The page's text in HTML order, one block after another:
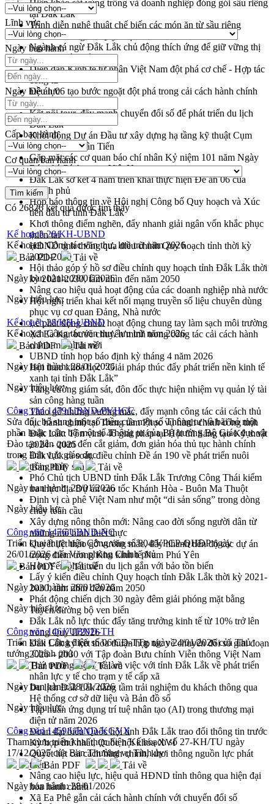
Hiệp khảo sát vùng trồng và doanh nghiệp đóng gói sầu riêng
tại Đắk Lắk
Trình diễn nghệ thuật chế biến các món ăn từ sầu riêng
Đắk Lắk công bố Quy hoạch và xúc tiến đầu tư tỉnh
Ngành cá ngừ Đắk Lắk chủ động thích ứng để giữ vững thị
trường xuất khẩu
Diễn đàn Kinh tế tư nhân Việt Nam đột phá cơ chế - Hợp tác
công tư
Đề án 06 tạo bước ngoặt đột phá trong cải cách hành chính
tỉnh Đắk Lắk
Kết nối tour, đẩy mạnh chuyển đổi số để phát triển du lịch
Đắk Lắk
Khởi động Dự án Đầu tư xây dựng hạ tầng kỹ thuật Cụm
công nghiệp Tân Tiến
Gặp mặt các cơ quan báo chí nhân Kỷ niệm 101 năm Ngày
Báo chí Cách mạng Việt Nam
Đắk Lắk sơ kết 4 năm triển khai thực hiện Đề án 06 của
Chính phủ
Họp báo thông tin về Hội nghị Công bố Quy hoạch và Xúc
tiến đầu tư tỉnh Đắk Lắk
Khơi thông điểm nghẽn, đẩy nhanh giải ngân vốn khắc phục
thiên tai
HĐND tỉnh thông qua điều chỉnh Quy hoạch tỉnh thời kỳ
2021-2030
Hội thảo góp ý hồ sơ điều chỉnh quy hoạch tỉnh Đắk Lắk thời
kỳ 2021-2030, tầm nhìn đến năm 2050
Nâng cao hiệu quả hoạt động của các doanh nghiệp nhà nước
Hội nghị triển khai kết nối mạng truyền số liệu chuyên dùng
phục vụ cơ quan Đảng, Nhà nước
Lễ phát động chuỗi hoạt động chung tay làm sạch môi trường
Xã Ea Kar bước chuyển mình trong công tác cải cách hành
chính mô hình mới
UBND tỉnh họp báo định kỳ tháng 4 năm 2026
Hội thảo khoa học “Giải pháp thúc đẩy phát triển nền kinh tế
xanh tại tỉnh Đắk Lắk”
Tăng cường giám sát, đôn đốc thực hiện nhiệm vụ quản lý tài
sản công hàng tuần
Tháo gỡ những vướng mắc, đẩy mạnh công tác cải cách thủ
tục hành chính tại Trung tâm Phục vụ hành chính công tỉnh
Đắk Lắk: Tôn vinh 46 giải pháp tại Hội thi Sáng tạo Kỹ thuật
2024 - 2025
Đắk Lắk rà soát, điều chỉnh Đề án 190 về phát triển nuôi
trồng thủy sản
Phó Chủ tịch UBND tỉnh Đắk Lắk Trương Công Thái kiểm
tra thực địa Dự án cao tốc Khánh Hòa - Buôn Ma Thuột
Định vị cà phê Việt Nam như một “di sản sống” trong dòng
chảy toàn cầu
Xây dựng nông thôn mới: Nâng cao đời sống người dân từ
những mô hình thiết thực
Quyết liệt tháo gỡ vướng mắc, đẩy nhanh tiến độ các dự án
trọng điểm trong Khu kinh tế Nam Phú Yên
Hòn Yến phát triển du lịch gắn với bảo tồn biển
Lấy ý kiến điều chỉnh Quy hoạch tỉnh Đắk Lắk thời kỳ 2021-
2030, tầm nhìn đến năm 2050
Phát động chiến dịch 30 ngày đêm giải phóng mặt bằng
Tuyến đường bộ ven biển
Đắk Lắk nỗ lực thúc đẩy tăng trưởng kinh tế từ 10% trở lên
trong Quý II/2026
Đắk Lắk ký kết thỏa thuận hợp tác về chuyển đổi số giai đoạn
2026 – 2030 với Tập đoàn Bưu chính Viễn thông Việt Nam
Thứ trưởng Bộ Y tế làm việc với tỉnh Đắk Lắk về phát triển
nhân lực y tế cho trạm y tế cấp xã
Du lịch Đắk Lắk nâng tầm trải nghiệm du khách thông qua
Hệ thống cơ sở dữ liệu và Bản đồ số
Tập huấn ứng dụng trí tuệ nhân tạo (AI) trong thương mại
điện tử năm 2026
Đoàn đại biểu Quốc hội tỉnh Đắk Lắk trao đổi thông tin trước
Kỳ họp thứ nhất, Quốc hội khóa XVI
Quyết liệt cải cách hành chính, khơi thông nguồn lực phát
triển
Nâng cao hiệu lực, hiệu quả HĐND tỉnh thông qua hiện đại
hóa hành chính
Xã Ea Phê gắn cải cách hành chính với chuyển đổi số
Lĩnh vực
Ngày ban hành
Ngày hiệu lực
Cấp ban hành
Cơ quan ban hành
Có 26826kết quả được tìm thấy
Kế hoạch 28/KH-UBND
Kế hoạch Công tác văn thư, lưu trữ năm 2026
Bản PDF
Tải về
Ngày ban hành:28/01/2026
Ngày hiệu lực:
Kế hoạch 28/KH-UBND
Kế hoạch Công tác văn thư, lưu trữ năm 2026
Bản PDF
Tải về
Ngày ban hành:28/01/2026
Ngày hiệu lực:
Công văn 1479/UBND-PVHCC
Sửa đổi, bổ sung một số điều của một số Thông tư và bãi bỏ một
phần hoặc toàn bộ một số Thông tư của Bộ trưởng Bộ Giáo dục và
Đào tạo liên quan đến cắt giảm, đơn giản hóa thủ tục hành chính
trong lĩnh vực giáo dục
Bản PDF
Tải về
Ngày ban hành:28/01/2026
Ngày hiệu lực:
Công văn 1476/UBND-NC
Triển khai thực hiện Công văn số 804/VPCP-QHĐP ngày
26/01/2026 của Văn phòng Chính phủ
Bản PDF
Tải về
Ngày ban hành: 28/01/2026
Ngày hiệu lực:
Công văn 1461/UBND-TH
Triển khai Công điện số 06/CĐ-TTg ngày 24/01/2026 của Thủ
tướng Chính phủ
Bản PDF
Tải về
Ngày ban hành:28/01/2026
Ngày hiệu lực:
Công văn 1459/UBND-KGVX
Tham mưu triển khai thực hiện Kế hoạch số 27-KH/TU ngày
17/12/2025 của Ban Thường vụ Tỉnh ủy
Bản PDF
Tải về
Ngày ban hành:28/01/2026